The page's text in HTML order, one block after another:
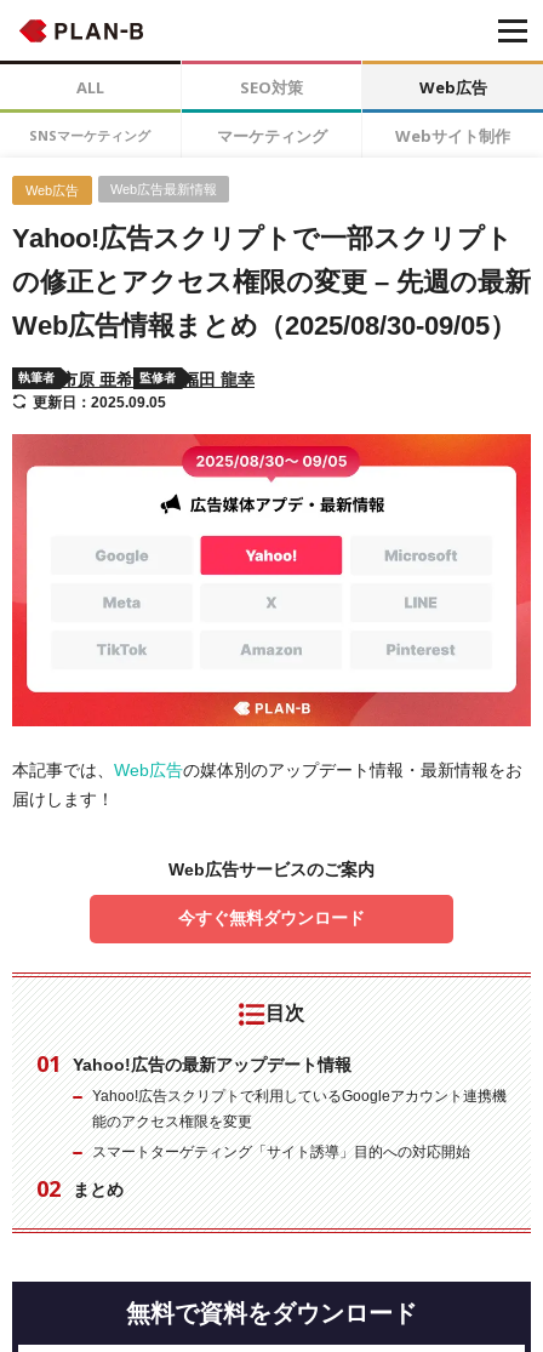
ALL SEO対策 Web広告
SNSマーケティング マーケティング Webサイト制作
Web広告 Web広告最新情報
Yahoo!広告スクリプトで一部スクリプト
の修正とアクセス権限の変更 – 先週の最新
Web広告情報まとめ（2025/08/30-09/05）
執筆者 市原 亜希 監修者 福田 龍幸
更新日：2025.09.05
本記事では、 Web広告の媒体別のアップデート情報・最新情報をお
届けします！
Web広告サービスのご案内
今すぐ無料ダウンロード
目次
Yahoo!広告の最新アップデート情報
Yahoo!広告スクリプトで利用しているGoogleアカウント連携機
能のアクセス権限を変更
スマートターゲティング「サイト誘導」目的への対応開始
まとめ
無料で資料をダウンロード